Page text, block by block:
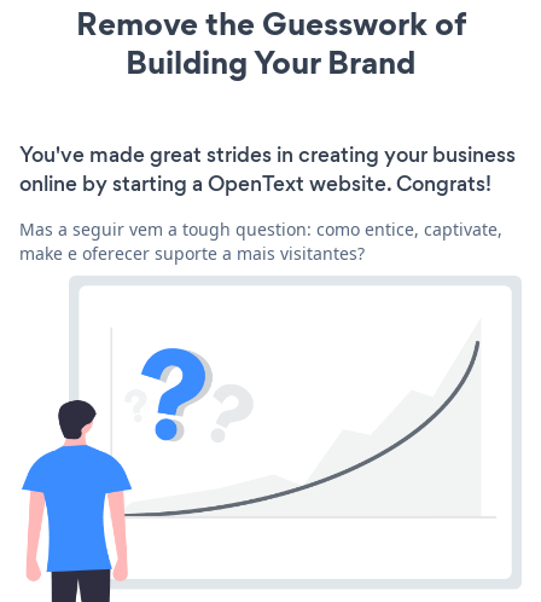
Remove the Guesswork of
Building Your Brand
You've made great strides in creating your business
online by starting a OpenText website. Congrats!
Mas a seguir vem a tough question: como entice, captivate,
make e oferecer suporte a mais visitantes?